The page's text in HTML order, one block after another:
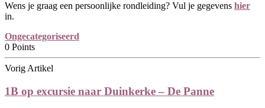
Wens je graag een persoonlijke rondleiding? Vul je gegevens hier
in.
Ongecategoriseerd
0 Points
Vorig Artikel
1B op excursie naar Duinkerke – De Panne